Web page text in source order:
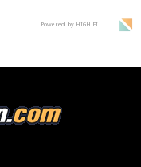
Powered by HIGH.FI